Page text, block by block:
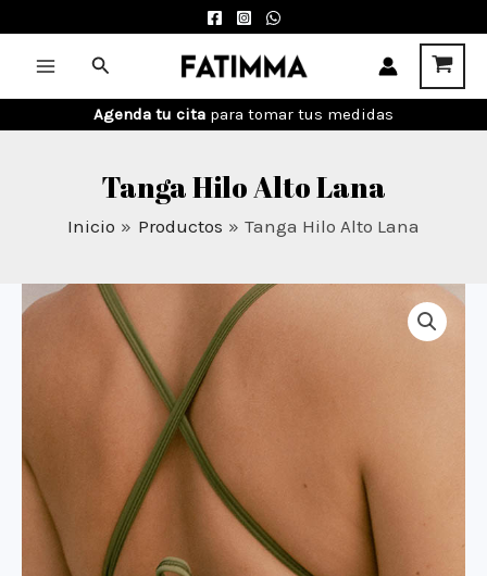
Menu
Buscar
Agenda tu cita para tomar tus medidas
Tanga Hilo Alto Lana
Inicio Productos Tanga Hilo Alto Lana